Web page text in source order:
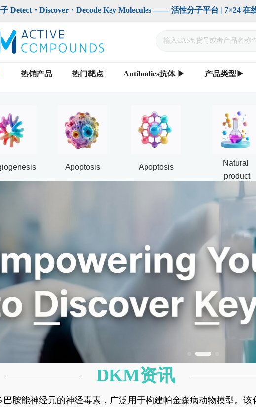
Detect・Discover・Decode Key Molecules —— 活性分子平台 | 7×24 在
热销产品 热门靶点 Antibodies抗体 ▶ 产品类型▶
Apoptosis Apoptosis
Natural
product
巴胺能神经元的神经毒素，广泛用于构建帕金森病动物模型。
DKM资讯